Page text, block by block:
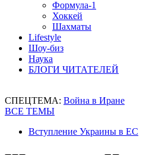
Формула-1
Хоккей
Шахматы
Lifestyle
Шоу-биз
Наука
БЛОГИ ЧИТАТЕЛЕЙ
СПЕЦТЕМА: Война в Иране
ВСЕ ТЕМЫ
Вступление Украины в ЕС